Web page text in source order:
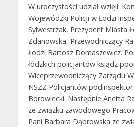
W uroczystości udział wzięli:
Wojewódzki Policji w Łodzi
Sylwestrzak, Prezydent Miasta
Zdanowska, Przewodniczący
Łodzi Bartosz Domaszewicz.
łódzkich policjantów ksiądz
Wiceprzewodniczący Zarządu
NSZZ Policjantów
Borowiecki. Następnie Anetta
ze związku zawodowego
Pani Barbara Dąbrowska ze